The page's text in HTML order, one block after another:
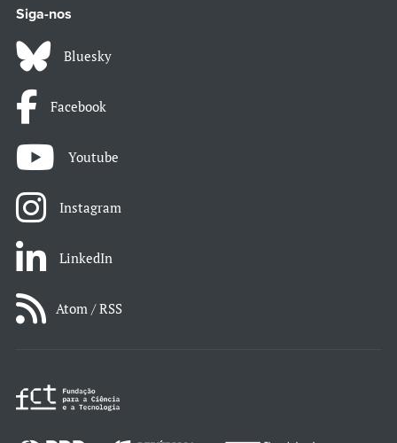
Siga-nos
Bluesky
Facebook
Youtube
Instagram
LinkedIn
Atom / RSS